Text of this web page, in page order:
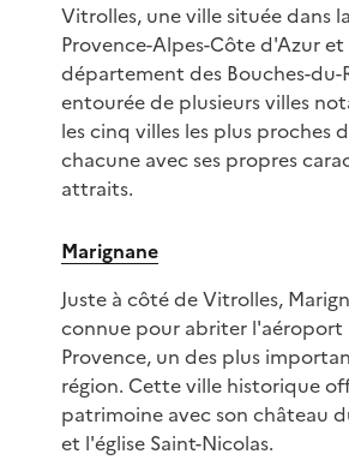
Vitrolles, une ville située dans
Provence-Alpes-Côte d'Azur et
département des Bouches-du-
entourée de plusieurs villes
les cinq villes les plus proches
chacune avec ses propres
attraits.
Marignane
Juste à côté de Vitrolles,
connue pour abriter l'aéroport
Provence, un des plus
région. Cette ville historique
patrimoine avec son château
et l'église Saint-Nicolas.